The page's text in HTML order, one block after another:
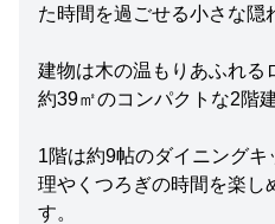
た時間を過ごせる小さな隠
建物は木の温もりあふれる
約39㎡のコンパクトな2階建
1階は約9帖のダイニング
理やくつろぎの時間を楽し
す。